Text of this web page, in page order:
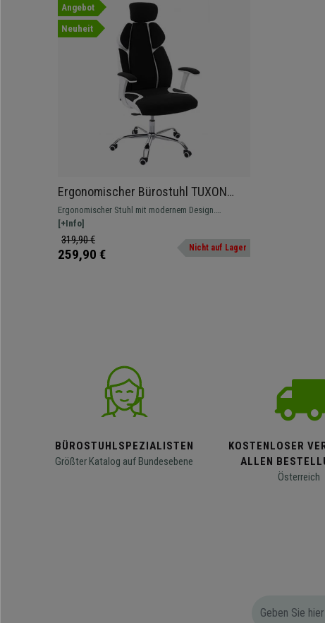
Angebot
Neuheit
Ergonomischer Bürostuhl TUXON
WHITE, exklusives Design,
verstellbare Sitztiefe, Stoff/
Kunstleder, Farbe Schwarz
Ergonomischer Stuhl mit modernem Design.
Rückenlehne mit verstellbarer Kopfstütze und
besonders bequeme Polsterung aus hochwertigem
Stoff und Kunstleder
[+Info]
319,90 €
259,90 € Nicht auf Lager
BÜROSTUHLSPEZIALISTEN
Größter Katalog auf Bundesebene
KOSTENLOSER
ALLEN
Österreich